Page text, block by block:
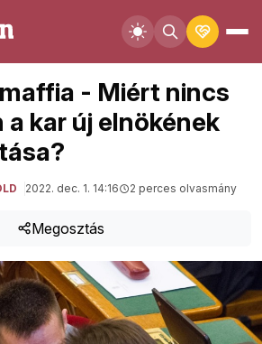
- Miért nincs
kar új elnökének
2022. dec. 1. 14:16 2 perces olvasmány
Megosztás